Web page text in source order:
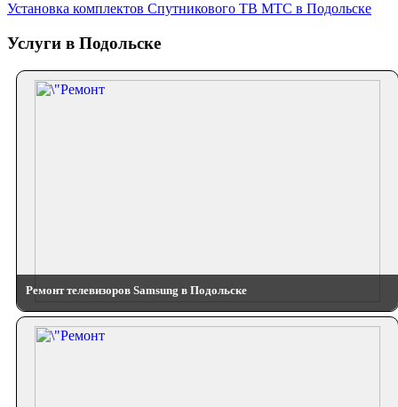
Установка комплектов Спутникового ТВ МТС в Подольске
Услуги в Подольске
Ремонт телевизоров Samsung в Подольске